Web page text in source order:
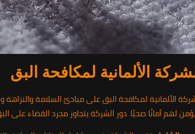
الألمانية لمكافحة البق
الألمانية لمكافحة البق على مبادئ السلامة
لهم أمانًا صحيًا. دور الشركة يتجاوز مجرد القضاء على